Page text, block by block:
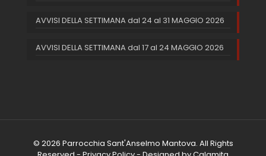
AVVISI DELLA SETTIMANA dal 24 al 31 MAGGIO 2026
AVVISI DELLA SETTIMANA dal 17 al 24 MAGGIO 2026
© 2026 Parrocchia Sant'Anselmo Mantova. All Rights